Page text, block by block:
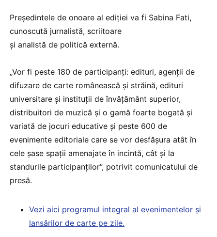
Președintele de onoare al ediției va fi Sabina Fati,
cunoscută jurnalistă, scriitoare
și analistă de politică externă.
„Vor fi peste 180 de participanți: edituri, agenții de
difuzare de carte românească și străină, edituri
universitare și instituții de învățământ superior,
distribuitori de muzică și o gamă foarte bogată și
variată de jocuri educative și peste 600 de
evenimente editoriale care se vor desfășura atât în
cele șase spații amenajate în incintă, cât și la
standurile participanților”, potrivit comunicatului de
presă.
Vezi aici programul integral al evenimentelor și
lansărilor de carte pe zile.